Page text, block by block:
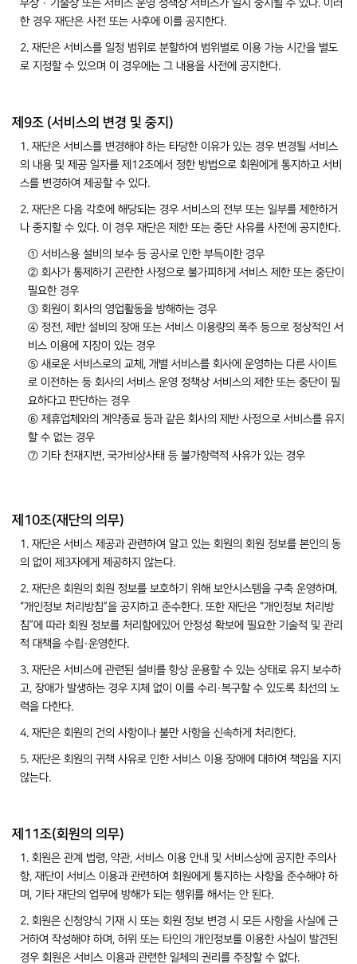
무상 · 기술상 또는 서비스 운영 정책상 서비스가 일시 중지될 수 있다. 이러
한 경우 재단은 사전 또는 사후에 이를 공지한다.
2. 재단은 서비스를 일정 범위로 분할하여 범위별로 이용 가능 시간을 별도
로 지정할 수 있으며 이 경우에는 그 내용을 사전에 공지한다.
제9조 (서비스의 변경 및 중지)
1. 재단은 서비스를 변경해야 하는 타당한 이유가 있는 경우 변경될 서비스
의 내용 및 제공 일자를 제12조에서 정한 방법으로 회원에게 통지하고 서비
스를 변경하여 제공할 수 있다.
2. 재단은 다음 각호에 해당되는 경우 서비스의 전부 또는 일부를 제한하거
나 중지할 수 있다. 이 경우 재단은 제한 또는 중단 사유를 사전에 공지한다.
① 서비스용 설비의 보수 등 공사로 인한 부득이한 경우
② 회사가 통제하기 곤란한 사정으로 불가피하게 서비스 제한 또는 중단이
필요한 경우
③ 회원이 회사의 영업활동을 방해하는 경우
④ 정전, 제반 설비의 장애 또는 서비스 이용량의 폭주 등으로 정상적인 서
비스 이용에 지장이 있는 경우
⑤ 새로운 서비스로의 교체, 개별 서비스를 회사에 운영하는 다른 사이트
로 이전하는 등 회사의 서비스 운영 정책상 서비스의 제한 또는 중단이 필
요하다고 판단하는 경우
⑥ 제휴업체와의 계약종료 등과 같은 회사의 제반 사정으로 서비스를 유지
할 수 없는 경우
⑦ 기타 천재지변, 국가비상사태 등 불가항력적 사유가 있는 경우
제10조(재단의 의무)
1. 재단은 서비스 제공과 관련하여 알고 있는 회원의 회원 정보를 본인의 동
의 없이 제3자에게 제공하지 않는다.
2. 재단은 회원의 회원 정보를 보호하기 위해 보안시스템을 구축 운영하며,
“개인정보 처리방침”을 공지하고 준수한다. 또한 재단은 “개인정보 처리방
침”에 따라 회원 정보를 처리함에있어 안정성 확보에 필요한 기술적 및 관리
적 대책을 수립·운영한다.
3. 재단은 서비스에 관련된 설비를 항상 운용할 수 있는 상태로 유지 보수하
고, 장애가 발생하는 경우 지체 없이 이를 수리·복구할 수 있도록 최선의 노
력을 다한다.
4. 재단은 회원의 건의 사항이나 불만 사항을 신속하게 처리한다.
5. 재단은 회원의 귀책 사유로 인한 서비스 이용 장애에 대하여 책임을 지지
않는다.
제11조(회원의 의무)
1. 회원은 관계 법령, 약관, 서비스 이용 안내 및 서비스상에 공지한 주의사
항, 재단이 서비스 이용과 관련하여 회원에게 통지하는 사항을 준수해야 하
며, 기타 재단의 업무에 방해가 되는 행위를 해서는 안 된다.
2. 회원은 신청양식 기재 시 또는 회원 정보 변경 시 모든 사항을 사실에 근
거하여 작성해야 하며, 허위 또는 타인의 개인정보를 이용한 사실이 발견된
경우 회원은 서비스 이용과 관련한 일체의 권리를 주장할 수 없다.